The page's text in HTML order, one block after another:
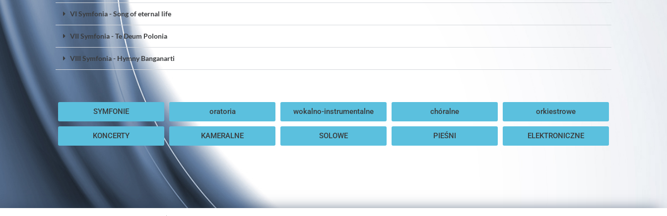
VI Symfonia - Song of eternal life
VII Symfonia - Te Deum Polonia
VIII Symfonia - Hymny Banganarti
SYMFONIE oratoria wokalno-instrumentalne chóralne orkiestrowe
KONCERTY KAMERALNE SOLOWE PIEŚNI ELEKTRONICZNE